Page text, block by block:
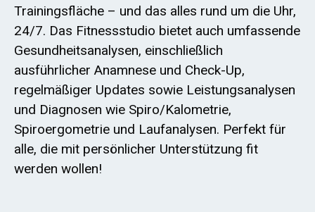
Trainingsfläche – und das alles rund um die Uhr,
24/7. Das Fitnessstudio bietet auch umfassende
Gesundheitsanalysen, einschließlich
ausführlicher Anamnese und Check-Up,
regelmäßiger Updates sowie Leistungsanalysen
und Diagnosen wie Spiro/Kalometrie,
Spiroergometrie und Laufanalysen. Perfekt für
alle, die mit persönlicher Unterstützung fit
werden wollen!